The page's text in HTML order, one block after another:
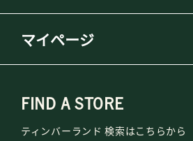
マイページ
FIND A STORE
ティンバーランド 検索はこちらから